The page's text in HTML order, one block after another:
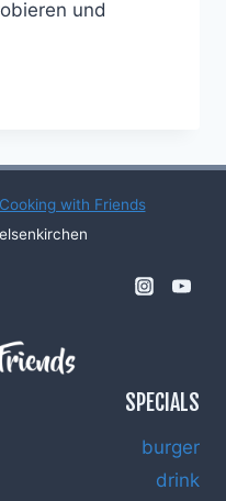
und
Cooking with Friends
SPECIALS
burger
drink